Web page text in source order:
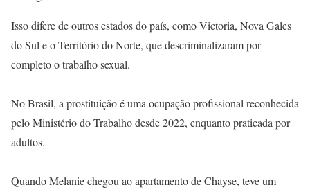
Isso difere de outros estados do país, como Victoria, Nova Gales
do Sul e o Território do Norte, que descriminalizaram por
completo o trabalho sexual.
No Brasil, a prostituição é uma ocupação profissional reconhecida
pelo Ministério do Trabalho desde 2022, enquanto praticada por
adultos.
Quando Melanie chegou ao apartamento de Chayse, teve um